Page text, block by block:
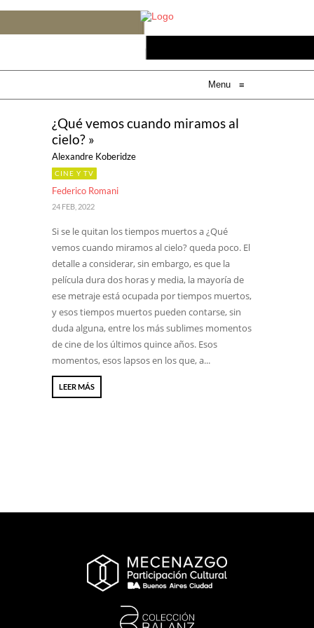
Menu ≡
¿Qué vemos cuando miramos al
cielo? »
Alexandre Koberidze
CINE Y TV
Federico Romani
24 FEB, 2022
Si se le quitan los tiempos muertos a ¿Qué
vemos cuando miramos al cielo? queda poco. El
detalle a considerar, sin embargo, es que la
película dura dos horas y media, la mayoría de
ese metraje está ocupada por tiempos muertos,
y esos tiempos muertos pueden contarse, sin
duda alguna, entre los más sublimes momentos
de cine de los últimos quince años. Esos
momentos, esos lapsos en los que, a...
LEER MÁS